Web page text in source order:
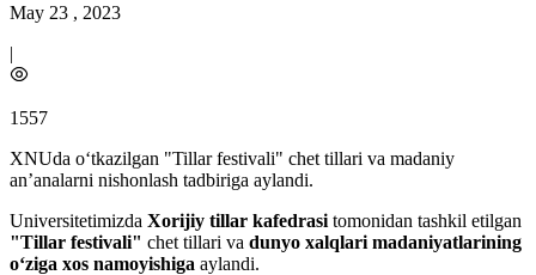
May 23 , 2023
|
1557
XNUda o‘tkazilgan "Tillar festivali" chet tillari va madaniy
an’analarni nishonlash tadbiriga aylandi.
Universitetimizda Xorijiy tillar kafedrasi tomonidan tashkil etilgan
"Tillar festivali" chet tillari va dunyo xalqlari madaniyatlarining
o‘ziga xos namoyishiga aylandi.